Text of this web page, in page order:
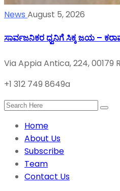
News August 5, 2026
ಸಾರ್ವಜನಿಕರ ಧ್ವನಿಗೆ ಸಿಕ್ಕ ಜಯ –
Via Appia Antica, 224, 00179
+1 312 749 8649a
Home
About Us
Subscribe
Team
Contact Us